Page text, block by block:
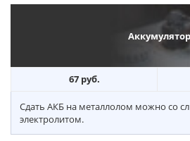
67 руб.
Сдать АКБ на металлолом можно со
электролитом.